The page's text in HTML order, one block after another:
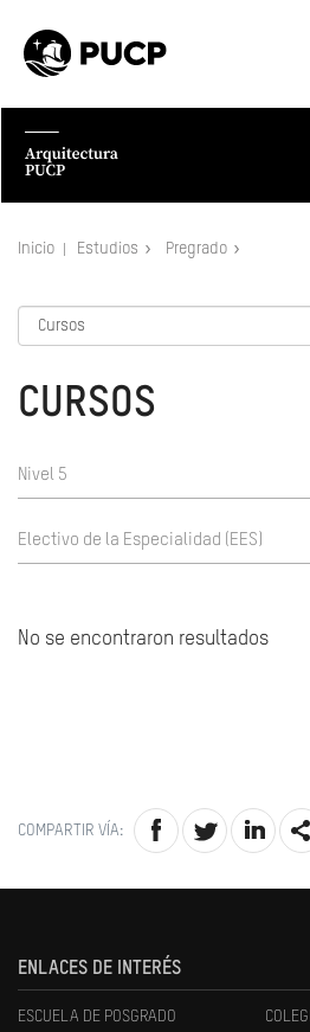
Inicio Estudios Pregrado
CURSOS
Nivel 5
Electivo de la Especialidad (EES)
No se encontraron resultados
COMPARTIR VÍA:
ENLACES DE INTERÉS
ESCUELA DE POSGRADO